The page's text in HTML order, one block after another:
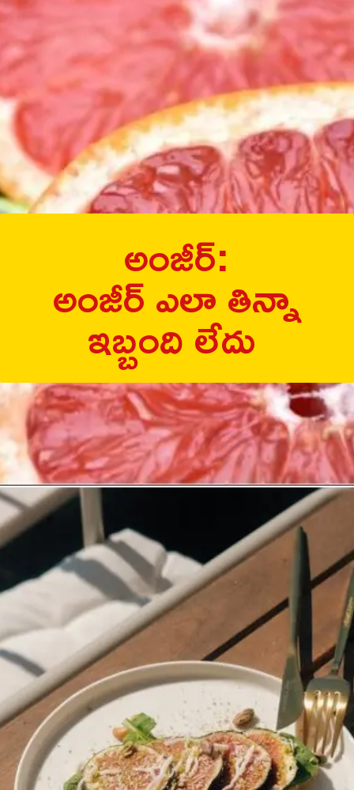
అంజీర్:
అంజీర్ ఎలా తిన్నా
ఇబ్బంది లేదు